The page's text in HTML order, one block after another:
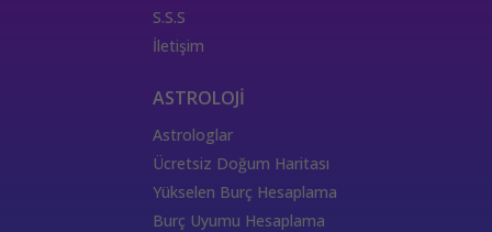
S.S.S
İletişim
ASTROLOJİ
Astrologlar
Ücretsiz Doğum Haritası
Yükselen Burç Hesaplama
Burç Uyumu Hesaplama